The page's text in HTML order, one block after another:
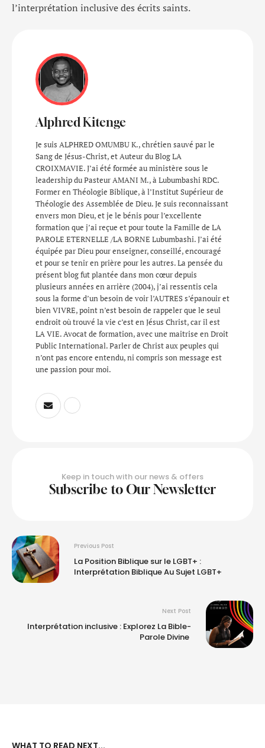
l’interprétation inclusive des écrits saints.
Alphred Kitenge
Je suis ALPHRED OMUMBU K., chrétien sauvé par le
Sang de Jésus-Christ, et Auteur du Blog LA
CROIXMAVIE. J’ai été formée au ministère sous le
leadership du Pasteur AMANI M., à Lubumbashi RDC.
Former en Théologie Biblique, à l’Institut Supérieur de
Théologie des Assemblée de Dieu. Je suis reconnaissant
envers mon Dieu, et je le bénis pour l’excellente
formation que j’ai reçue et pour toute la Famille de LA
PAROLE ETERNELLE /LA BORNE Lubumbashi. J’ai été
équipée par Dieu pour enseigner, conseillé, encouragé
et pour se tenir en prière pour les autres. La pensée du
présent blog fut plantée dans mon cœur depuis
plusieurs années en arrière (2004), j’ai ressentis cela
sous la forme d’un besoin de voir l’AUTRES s’épanouir et
bien VIVRE, point n’est besoin de rappeler que le seul
endroit où trouvé la vie c’est en Jésus Christ, car il est
LA VIE. Avocat de formation, avec une maitrise en Droit
Public International. Parler de Christ aux peuples qui
n’ont pas encore entendu, ni compris son message est
une passion pour moi.
Keep in touch with our news & offers
Subscribe to Our Newsletter
Previous Post
La Position Biblique sur le LGBT+ :
Interprétation Biblique Au Sujet LGBT+
Next Post
Interprétation inclusive : Explorez La Bible-
Parole Divine